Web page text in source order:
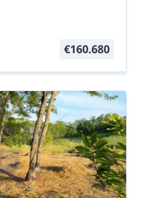
€160.680